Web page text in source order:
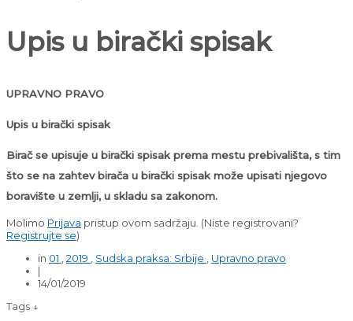
Upis u birački spisak
UPRAVNO PRAVO
Upis u birački spisak
Birač se upisuje u birački spisak prema mestu prebivališta, s tim
što se na zahtev birača u birački spisak može upisati njegovo
boravište u zemlji, u skladu sa zakonom.
Molimo Prijava pristup ovom sadržaju. (Niste registrovani?
Registrujte se)
in 01 2019 Sudska praksa: Srbije
Upravno pravo
|
14/01/2019
Tags ↓